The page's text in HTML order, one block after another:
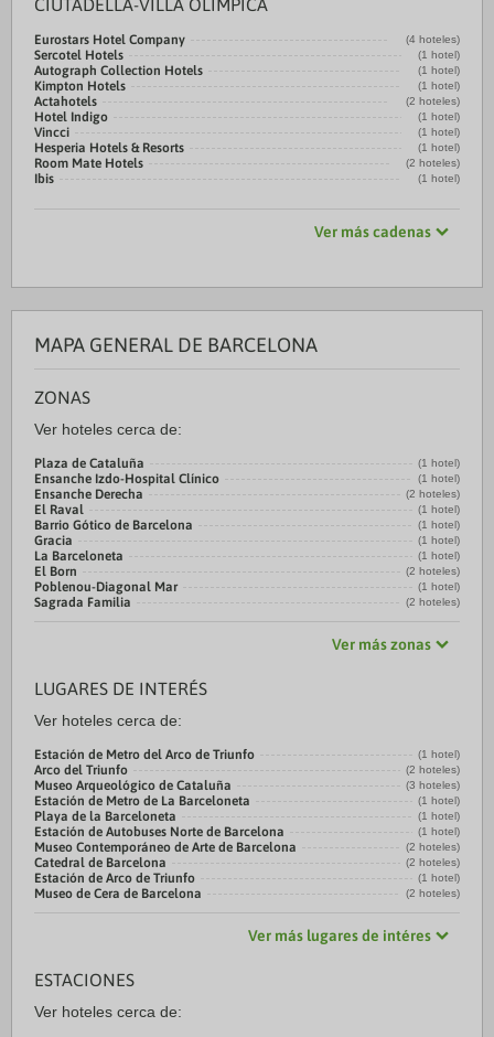
CIUTADELLA-VILLA OLIMPICA
Eurostars Hotel Company (4 hoteles)
Sercotel Hotels (1 hotel)
Autograph Collection Hotels (1 hotel)
Kimpton Hotels (1 hotel)
Actahotels (2 hoteles)
Hotel Indigo (1 hotel)
Vincci (1 hotel)
Hesperia Hotels & Resorts (1 hotel)
Room Mate Hotels (2 hoteles)
Ibis (1 hotel)
Ver más cadenas
MAPA GENERAL DE BARCELONA
ZONAS
Ver hoteles cerca de:
Plaza de Cataluña (1 hotel)
Ensanche Izdo-Hospital Clínico (1 hotel)
Ensanche Derecha (2 hoteles)
El Raval (1 hotel)
Barrio Gótico de Barcelona (1 hotel)
Gracia (1 hotel)
La Barceloneta (1 hotel)
El Born (2 hoteles)
Poblenou-Diagonal Mar (1 hotel)
Sagrada Familia (2 hoteles)
Ver más zonas
LUGARES DE INTERÉS
Ver hoteles cerca de:
Estación de Metro del Arco de Triunfo (1 hotel)
Arco del Triunfo (2 hoteles)
Museo Arqueológico de Cataluña (3 hoteles)
Estación de Metro de La Barceloneta (1 hotel)
Playa de la Barceloneta (1 hotel)
Estación de Autobuses Norte de Barcelona (1 hotel)
Museo Contemporáneo de Arte de Barcelona (2 hoteles)
Catedral de Barcelona (2 hoteles)
Estación de Arco de Triunfo (1 hotel)
Museo de Cera de Barcelona (2 hoteles)
Ver más lugares de intéres
ESTACIONES
Ver hoteles cerca de: